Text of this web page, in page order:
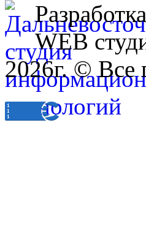
WEB
2026г. © Все